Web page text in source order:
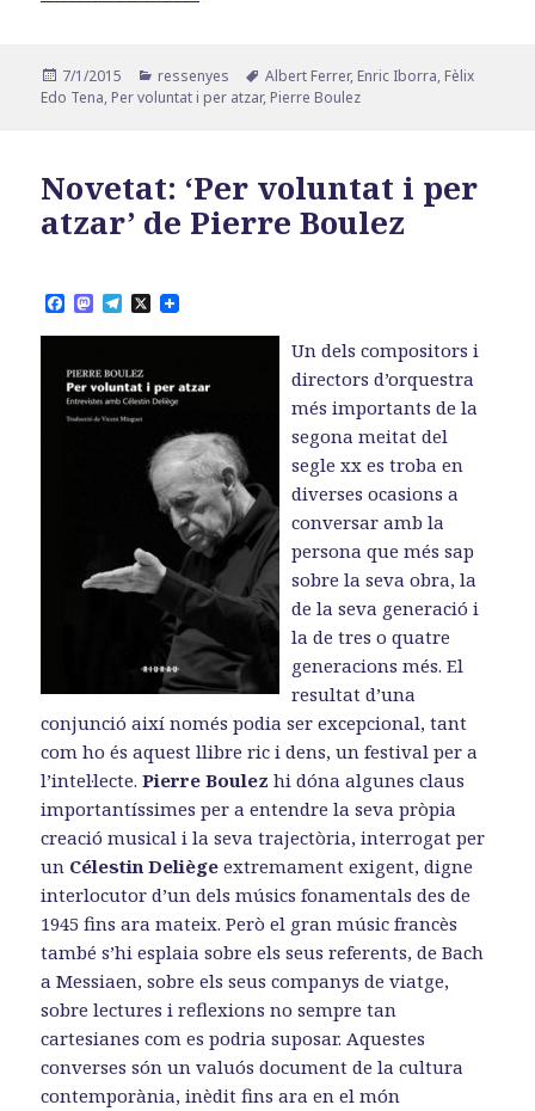
Publicat
el
7/1/2015 Categories
ressenyes Etiquetes
Albert Ferrer, Enric Iborra, Fèlix
Edo Tena, Per voluntat i per atzar, Pierre Boulez
Novetat: ‘Per voluntat i per
atzar’ de Pierre Boulez
F
c
b
o
o
M
s
o
d
o
T
l
g
r
a
X
Un dels compositors i
directors d’orquestra
més importants de la
segona meitat del
segle xx es troba en
diverses ocasions a
conversar amb la
persona que més sap
sobre la seva obra, la
de la seva generació i
la de tres o quatre
generacions més. El
resultat d’una
conjunció així només podia ser excepcional, tant
com ho és aquest llibre ric i dens, un festival per a
l’intel·lecte.Pierre Boulez hi dóna algunes claus
importantíssimes per a entendre la seva pròpia
creació musical i la seva trajectòria, interrogat per
un Célestin Deliège extremament exigent, digne
interlocutor d’un dels músics fonamentals des de
1945 fins ara mateix. Però el gran músic francès
també s’hi esplaia sobre els seus referents, de Bach
a Messiaen, sobre els seus companys de viatge,
sobre lectures i reflexions no sempre tan
cartesianes com es podria suposar. Aquestes
converses són un valuós document de la cultura
contemporània, inèdit fins ara en el món